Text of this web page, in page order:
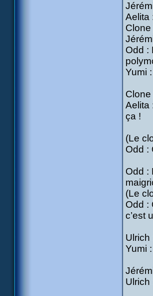
Aelita
Clone
Odd :
Yumi
Clone
Aelita
ça !
(Le
Odd :
Odd :
(Le
Odd :
c’est
Ulrich
Yumi
Ulrich